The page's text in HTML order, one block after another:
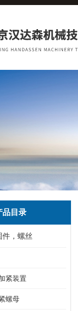
品目录
件，螺丝
紧装置
螺母